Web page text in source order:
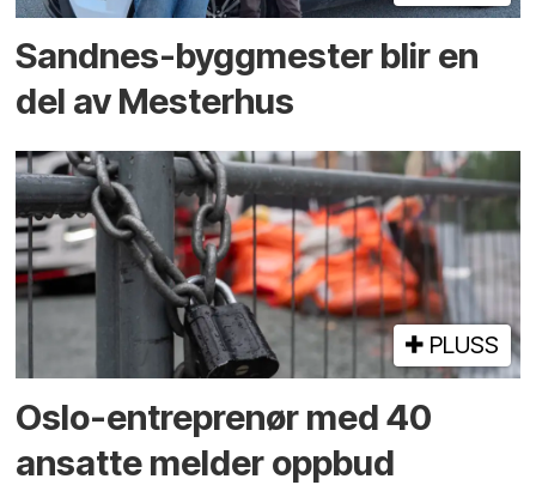
Sandnes-byggmester blir en
del av Mesterhus
PLUSS
Oslo-entreprenør med 40
ansatte melder oppbud